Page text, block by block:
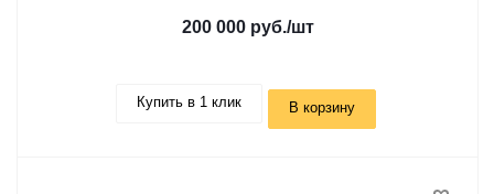
200 000 руб./шт
Купить в 1 клик В корзину